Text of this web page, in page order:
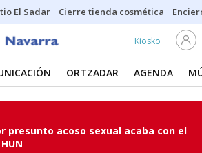
El Sadar Cierre tienda cosmética
Kiosko
ORTZADAR AGENDA
presunto acoso sexual acaba con el